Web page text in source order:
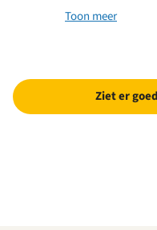
Toon meer
Ziet er